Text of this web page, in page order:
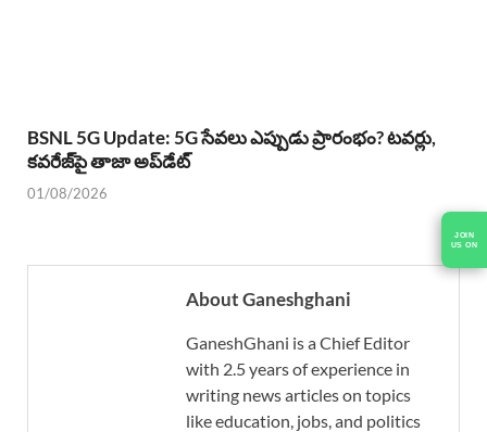
JOIN
US ON
BSNL 5G Update: 5G సేవలు ఎప్పుడు ప్రారంభం? టవర్లు,
కవరేజ్‌పై తాజా అప్‌డేట్
01/08/2026
About Ganeshghani
GaneshGhani is a Chief Editor
with 2.5 years of experience in
writing news articles on topics
like education, jobs, and politics